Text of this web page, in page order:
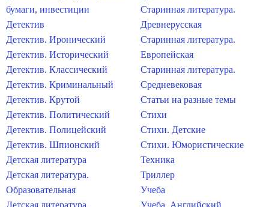
бумаги, инвестиции
Детектив
Детектив. Иронический
Детектив. Исторический
Детектив. Классический
Детектив. Криминальный
Детектив. Крутой
Детектив. Политический
Детектив. Полицейский
Детектив. Шпионский
Детская литература
Детская литература.
Образовательная
Детская литература.
Старинная литература.
Древнерусская
Старинная литература.
Европейская
Старинная литература.
Средневековая
Статьи на разные темы
Стихи
Стихи. Детские
Стихи. Юмористические
Техника
Триллер
Учеба
Учеба. Английский